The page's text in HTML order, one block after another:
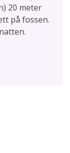
20 meter
på fossen.